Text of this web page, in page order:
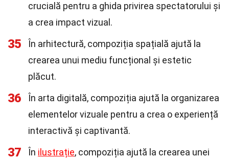
crucială pentru a ghida privirea spectatorului și
a crea impact vizual.
35
În arhitectură, compoziția spațială ajută la
crearea unui mediu funcțional și estetic
plăcut.
36
În arta digitală, compoziția ajută la organizarea
elementelor vizuale pentru a crea o experiență
interactivă și captivantă.
37 În ilustrație, compoziția ajută la crearea unei